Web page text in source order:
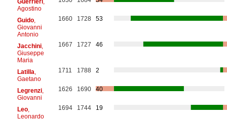
Agostino
Guido,
Giovanni
Antonio
1660 1728 53
Jacchini,
Giuseppe
Maria
1667 1727 46
Latilla
Gaetano
1711 1788 2
Legrenzi,
Giovanni
1626 1690 40
Leo,
Leonardo
1694 1744 19